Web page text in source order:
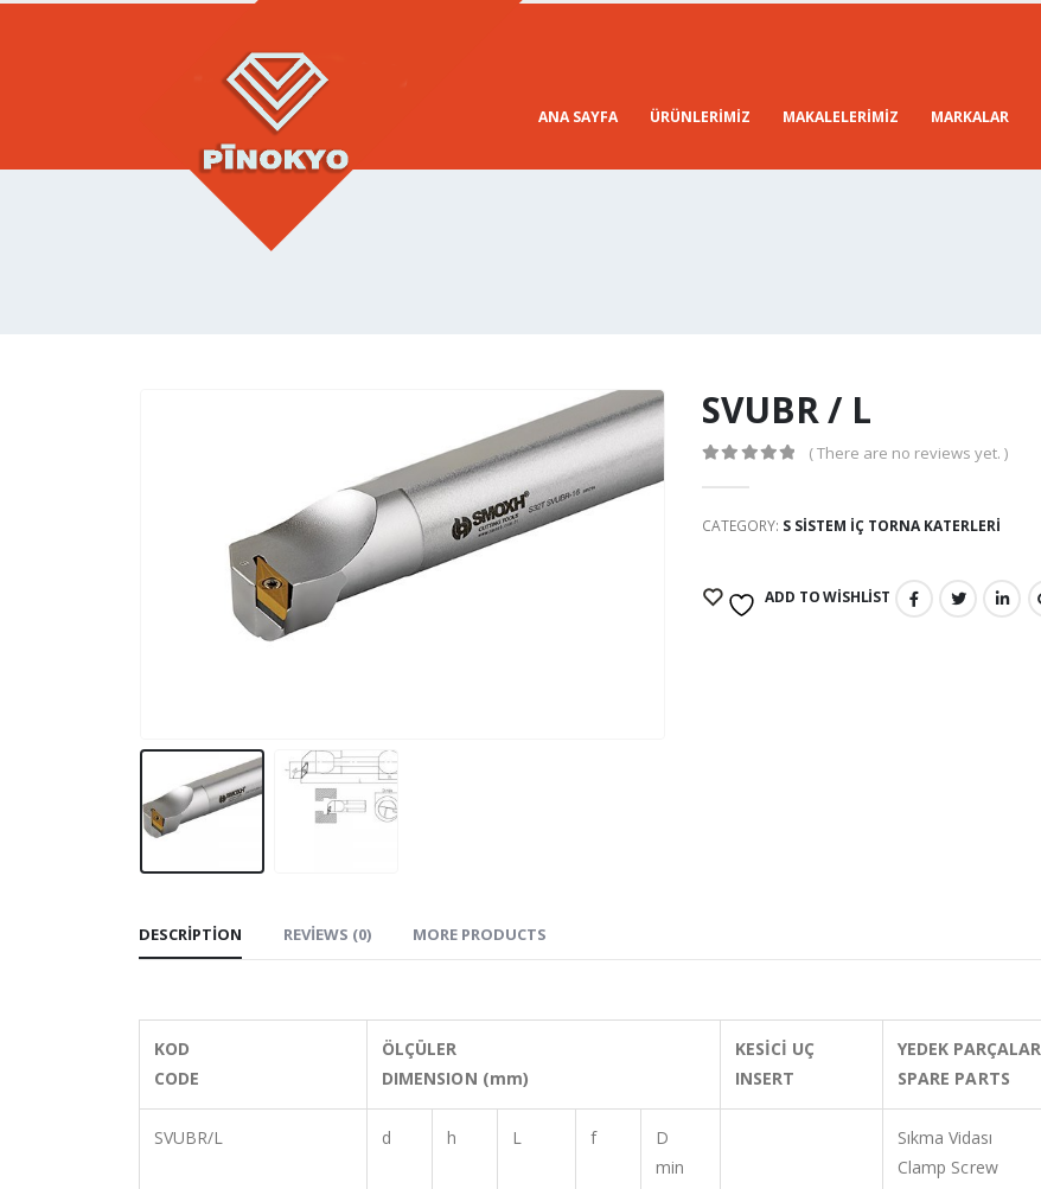
ANA SAYFA ÜRÜNLERIMIZ MAKALELERIMIZ MARKALAR
SVUBR / L
( There are no reviews yet. )
CATEGORY: S SİSTEM İÇ TORNA KATERLERİ
ADD TO WISHLIST
DESCRIPTION REVIEWS (0) MORE PRODUCTS
KOD
CODE
ÖLÇÜLER
DIMENSION (mm)
KESİCİ UÇ
INSERT
YEDEK PARÇALAR
SPARE PARTS
SVUBR/L d h L f
D
min
Sıkma Vidası
Clamp Screw